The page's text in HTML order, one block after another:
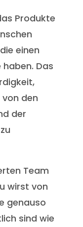
Produkte
einen
Das
den
der
Team
wirst von
genauso
sind wie